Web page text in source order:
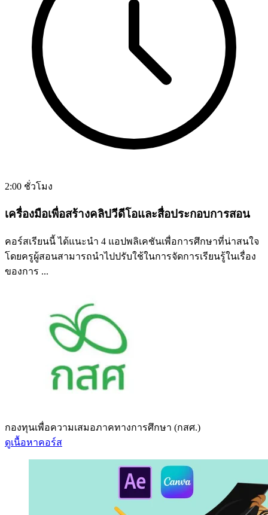
2:00 ชั่วโมง
เครื่องมือเพื่อสร้างคลิปวีดีโอและสื่อประกอบการสอน
คอร์สเรียนนี้ ได้แนะนำ 4 แอปพลิเคชันเพื่อการศึกษาที่น่าสนใจ
โดยครูผู้สอนสามารถนำไปปรับใช้ในการจัดการเรียนรู้ในเรื่อง
ของการ ...
กองทุนเพื่อความเสมอภาคทางการศึกษา (กสศ.)
ดูเนื้อหาคอร์ส